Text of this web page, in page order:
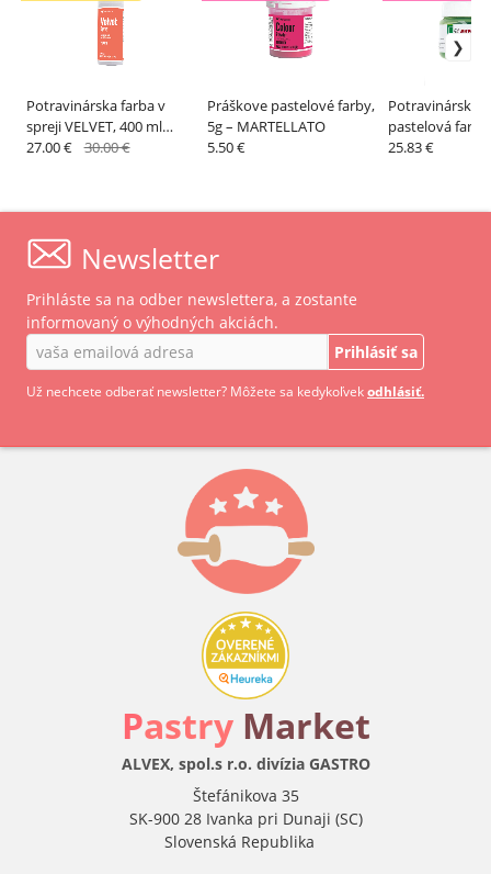
Potravinárska farba v
spreji VELVET, 400 ml
broskyňová –
27.00 € 30.00 €
Práškove pastelové farby,
5g – MARTELLATO
5.50 €
Potravinárska
pastelová farba
CHOCOLART,
25.83 €
Newsletter
Prihláste sa na odber newslettera, a zostante
informovaný o výhodných akciách.
Prihlásiť sa
Už nechcete odberať newsletter? Môžete sa kedykoľvekodhlásiť.
Pastry Market
ALVEX, spol.s r.o. divízia GASTRO
Štefánikova 35
SK-900 28 Ivanka pri Dunaji (SC)
Slovenská Republika